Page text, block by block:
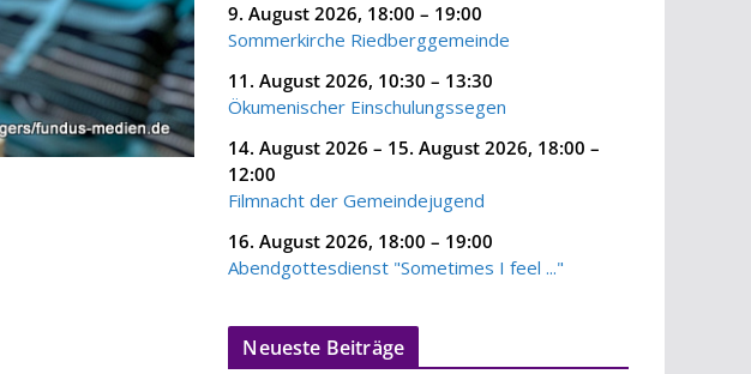
9. August 2026, 18:00 – 19:00
Sommerkirche Riedberggemeinde
11. August 2026, 10:30 – 13:30
Ökumenischer Einschulungssegen
14. August 2026 – 15. August 2026, 18:00 –
12:00
Filmnacht der Gemeindejugend
16. August 2026, 18:00 – 19:00
Abendgottesdienst "Sometimes I feel ..."
Neueste Beiträge